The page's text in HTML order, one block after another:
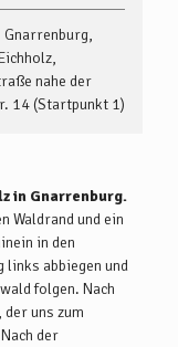
in Gnarrenburg.
Waldrand und ein
in den
links abbiegen und
folgen. Nach
uns zum
der
nahe der
14 (Startpunkt 1)